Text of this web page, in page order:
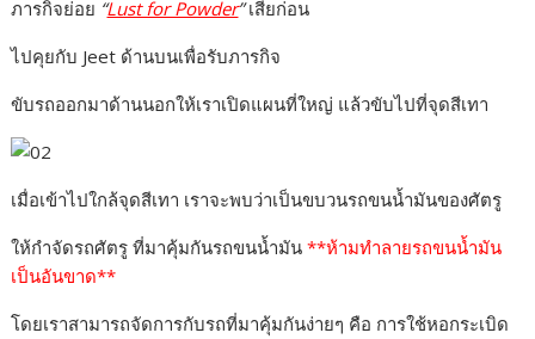
k
e
r
k
ภารกิจย่อย “Lust for Powder”เสียก่อน
ไปคุยกับ Jeet ด้านบนเพื่อรับภารกิจ
ขับรถออกมาด้านนอกให้เราเปิดแผนที่ใหญ่ แล้วขับไปที่จุดสีเทา
เมื่อเข้าไปใกล้จุดสีเทา เราจะพบว่าเป็นขบวนรถขนน้ำมันของศัตรู
ให้กำจัดรถศัตรู ที่มาคุ้มกันรถขนน้ำมัน**ห้ามทำลายรถขนน้ำมัน
เป็นอันขาด**
โดยเราสามารถจัดการกับรถที่มาคุ้มกันง่ายๆ คือ การใช้หอกระเบิด